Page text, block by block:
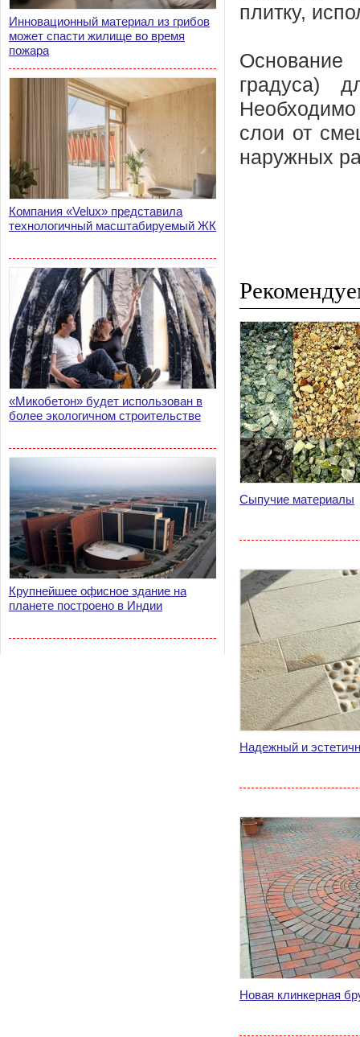
Инновационный материал из грибов
может спасти жилище во время
пожара
Компания «Velux» представила
технологичный масштабируемый ЖК
«Микобетон» будет использован в
более экологичном строительстве
Крупнейшее офисное здание на
планете построено в Индии
плитку,
градуса)
Необходимо
слои от
наружных
Сыпучие материалы
Надежный и
Новая клинкерная